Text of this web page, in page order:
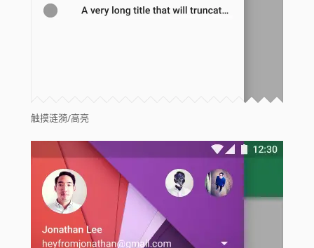
触摸涟漪/高亮